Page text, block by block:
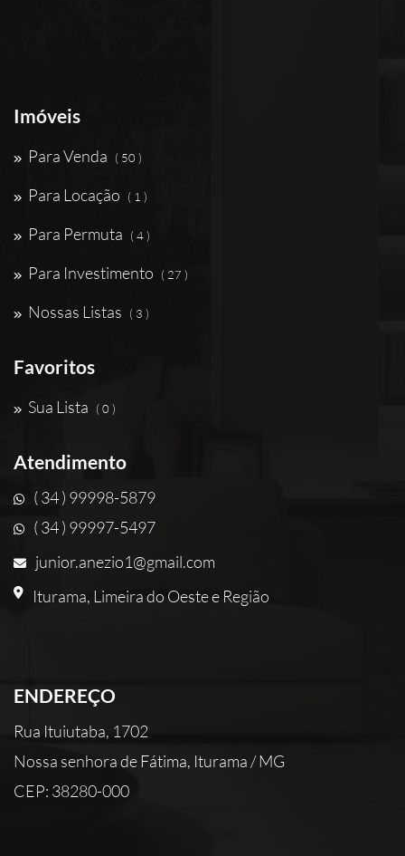
Imóveis
Para Venda ( 50 )
Para Locação ( 1 )
Para Permuta ( 4 )
Para Investimento ( 27 )
Nossas Listas ( 3 )
Favoritos
Sua Lista ( 0 )
Atendimento
( 34 ) 99998-5879
( 34 ) 99997-5497
junior.anezio1@gmail.com
Iturama, Limeira do Oeste e Região
ENDEREÇO
Rua Ituiutaba, 1702
Nossa senhora de Fátima, Iturama / MG
CEP: 38280-000